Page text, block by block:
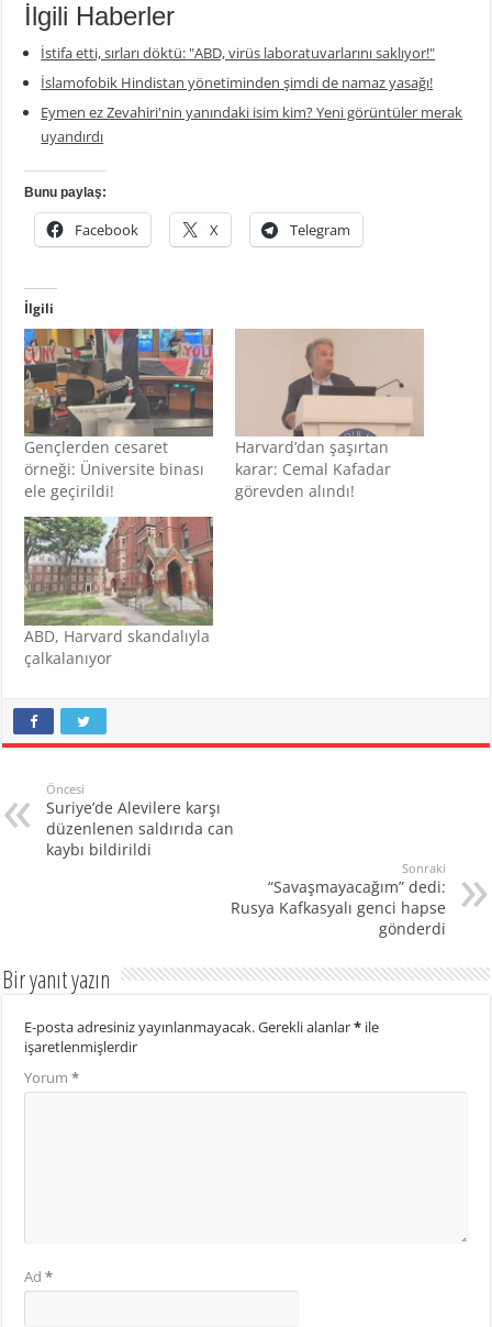
İlgili Haberler
İstifa etti, sırları döktü: "ABD, virüs laboratuvarlarını saklıyor!"
İslamofobik Hindistan yönetiminden şimdi de namaz yasağı!
Eymen ez Zevahiri'nin yanındaki isim kim? Yeni görüntüler merak
uyandırdı
Bunu paylaş:
Facebook X Telegram
İlgili
Gençlerden cesaret
örneği: Üniversite binası
ele geçirildi!
Harvard’dan şaşırtan
karar: Cemal Kafadar
görevden alındı!
ABD, Harvard skandalıyla
çalkalanıyor
Öncesi
Suriye’de Alevilere karşı
düzenlenen saldırıda can
kaybı bildirildi
Sonraki
“Savaşmayacağım” dedi:
Rusya Kafkasyalı genci hapse
gönderdi
Bir yanıt yazın
E-posta adresiniz yayınlanmayacak.Gerekli alanlar* ile
işaretlenmişlerdir
Yorum*
Ad*